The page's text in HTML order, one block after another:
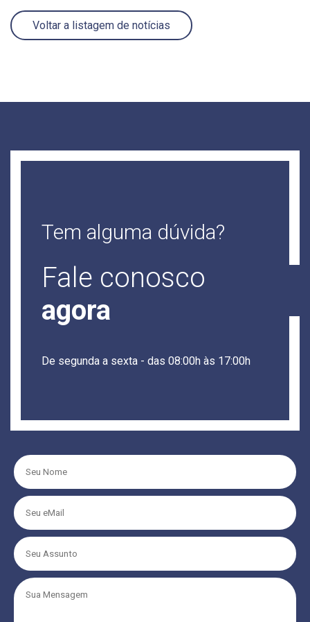
Voltar a listagem de notícias
Tem alguma dúvida?
Fale conosco
agora
De segunda a sexta - das 08:00h às 17:00h